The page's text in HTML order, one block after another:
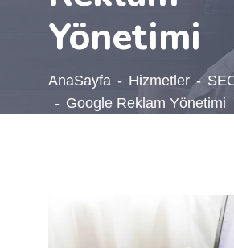
Yönetimi
AnaSayfa Hizmetler
Google Reklam Yönetimi